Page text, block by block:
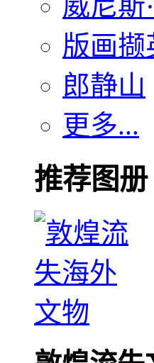
版画撷
郎静山
更多...
推荐图册